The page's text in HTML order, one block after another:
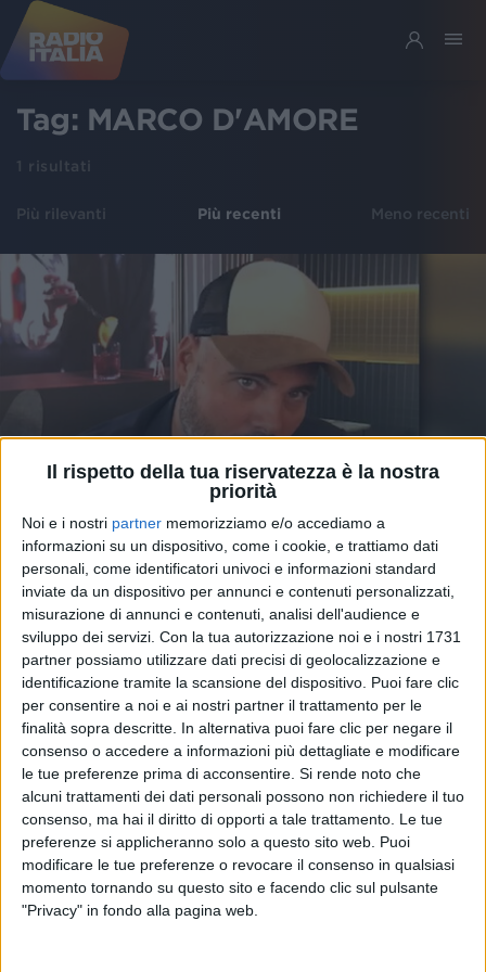
Il rispetto della tua riservatezza è la nostra
priorità
Noi e i nostri partner memorizziamo e/o accediamo a
informazioni su un dispositivo, come i cookie, e trattiamo dati
personali, come identificatori univoci e informazioni standard
inviate da un dispositivo per annunci e contenuti personalizzati,
misurazione di annunci e contenuti, analisi dell'audience e
sviluppo dei servizi. Con la tua autorizzazione noi e i nostri 1731
partner possiamo utilizzare dati precisi di geolocalizzazione e
identificazione tramite la scansione del dispositivo. Puoi fare clic
per consentire a noi e ai nostri partner il trattamento per le
finalità sopra descritte. In alternativa puoi fare clic per negare il
consenso o accedere a informazioni più dettagliate e modificare
le tue preferenze prima di acconsentire. Si rende noto che
alcuni trattamenti dei dati personali possono non richiedere il tuo
consenso, ma hai il diritto di opporti a tale trattamento. Le tue
preferenze si applicheranno solo a questo sito web. Puoi
modificare le tue preferenze o revocare il consenso in qualsiasi
momento tornando su questo sito e facendo clic sul pulsante
"Privacy" in fondo alla pagina web.
Tag: MARCO D'AMORE
1 risultati
Più rilevanti Più recenti Meno recenti
VIDEO
Intervista a Marco D'Amore - #Venezia77
(06/09/2019)
Chi siamo Contattaci
Privacy